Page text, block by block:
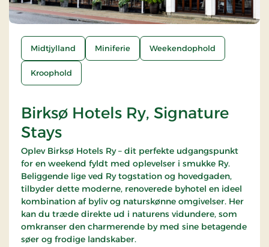
Midtjylland Miniferie Weekendophold
Kroophold
Birksø Hotels Ry, Signature
Stays
Oplev Birksø Hotels Ry – dit perfekte udgangspunkt
for en weekend fyldt med oplevelser i smukke Ry.
Beliggende lige ved Ry togstation og hovedgaden,
tilbyder dette moderne, renoverede byhotel en ideel
kombination af byliv og naturskønne omgivelser. Her
kan du træde direkte ud i naturens vidundere, som
omkranser den charmerende by med sine betagende
søer og frodige landskaber.